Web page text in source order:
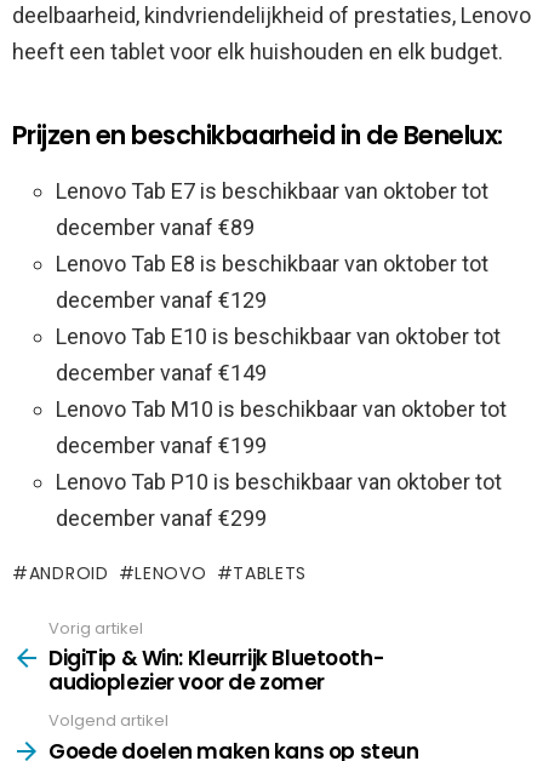
deelbaarheid, kindvriendelijkheid of prestaties, Lenovo
heeft een tablet voor elk huishouden en elk budget.
Prijzen en beschikbaarheid in de Benelux:
Lenovo Tab E7 is beschikbaar van oktober tot
december vanaf €89
Lenovo Tab E8 is beschikbaar van oktober tot
december vanaf €129
Lenovo Tab E10 is beschikbaar van oktober tot
december vanaf €149
Lenovo Tab M10 is beschikbaar van oktober tot
december vanaf €199
Lenovo Tab P10 is beschikbaar van oktober tot
december vanaf €299
ANDROID LENOVO TABLETS
more
Vorig artikel
DigiTip & Win: Kleurrijk Bluetooth-
audioplezier voor de zomer
Volgend artikel
Goede doelen maken kans op steun